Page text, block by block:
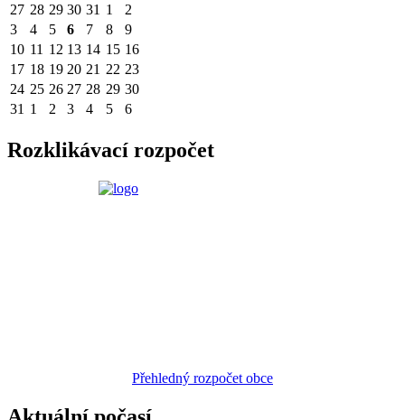
27 28 29 30 31 1
2
3
4 5 6 7 8
9
10 11 12 13 14 15 16
17 18 19 20 21 22 23
24 25 26 27 28 29 30
31 1 2 3 4 5 6
Rozklikávací rozpočet
Přehledný rozpočet obce